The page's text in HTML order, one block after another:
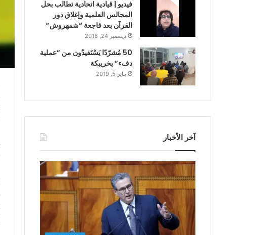
فيديو | قيادية اتحادية تطالب بحل
المجالس العلمية وإغلاق دور
القرآن بعد فاجعة “شمهروش”
ديسمبر 24, 2018
50 مُشرّدًا يَسْتَفيدُون من “عملية
دفء” بخريبكة
يناير 5, 2019
آخر الأخبار